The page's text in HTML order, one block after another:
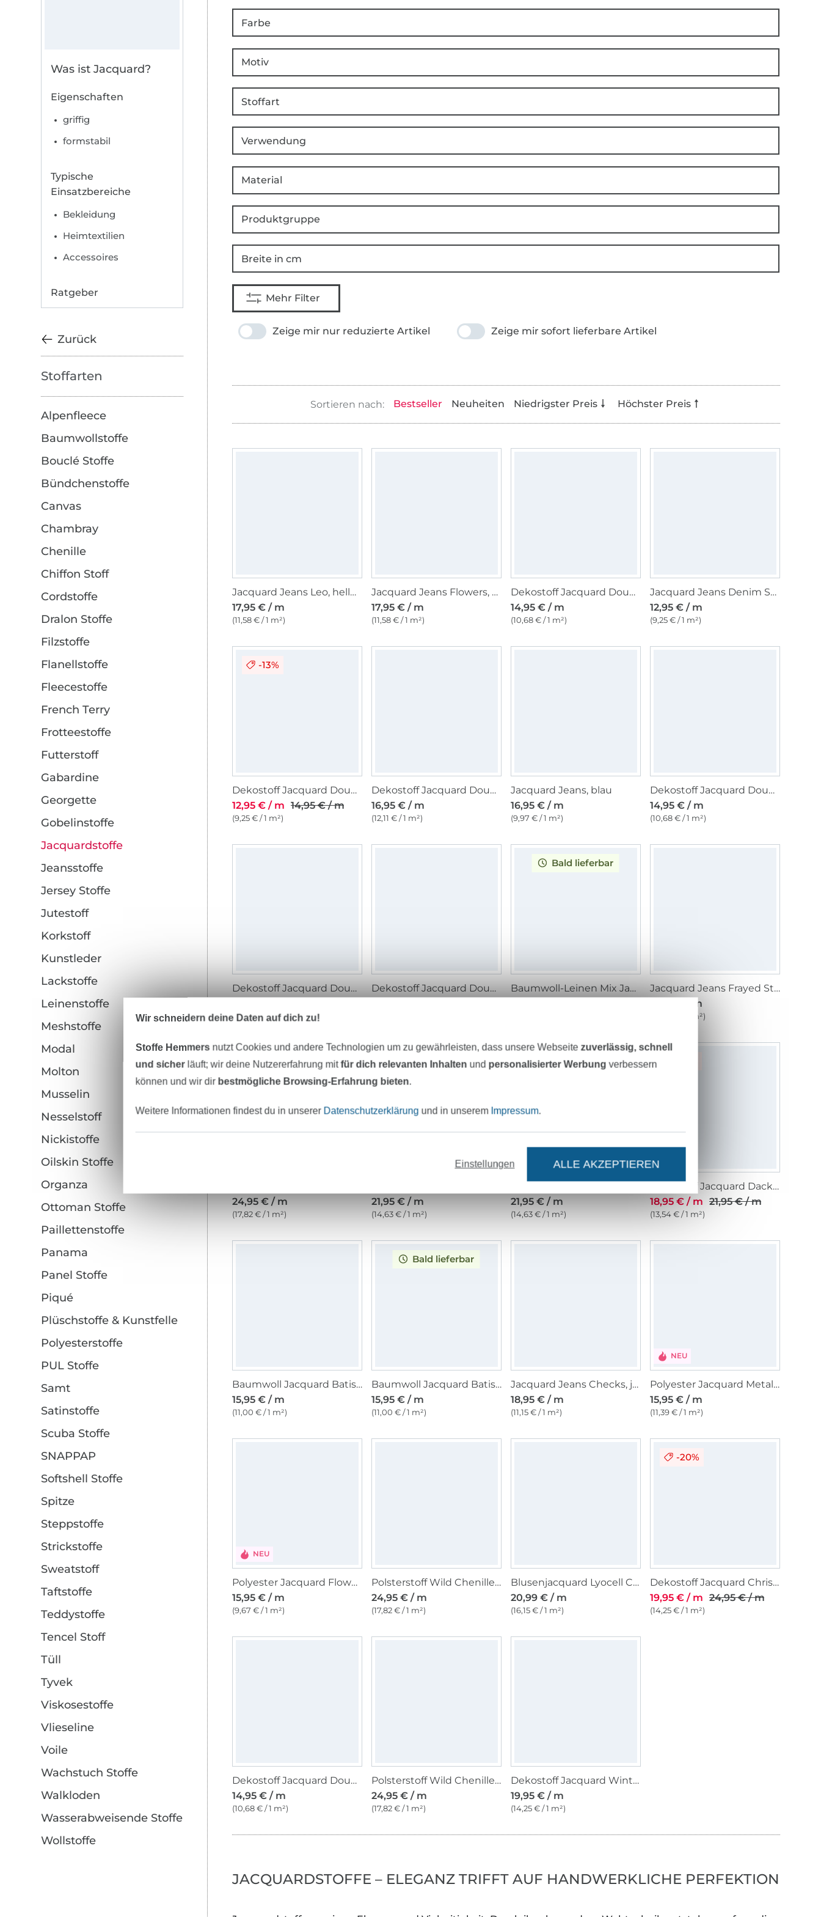
Was ist Jacquard?
Eigenschaften
griffig
formstabil
Typische
Einsatzbereiche
Bekleidung
Heimtextilien
Accessoires
Ratgeber
Zurück
Stoffarten
Alpenfleece
Baumwollstoffe
Bouclé Stoffe
Bündchenstoffe
Canvas
Chambray
Chenille
Chiffon Stoff
Cordstoffe
Dralon Stoffe
Filzstoffe
Flanellstoffe
Fleecestoffe
French Terry
Frotteestoffe
Futterstoff
Gabardine
Georgette
Gobelinstoffe
Jacquardstoffe
Jeansstoffe
Jersey Stoffe
Jutestoff
Korkstoff
Kunstleder
Lackstoffe
Leinenstoffe
Meshstoffe
Modal
Molton
Musselin
Nesselstoff
Nickistoffe
Oilskin Stoffe
Organza
Ottoman Stoffe
Paillettenstoffe
Panama
Panel Stoffe
Piqué
Plüschstoffe & Kunstfelle
Polyesterstoffe
PUL Stoffe
Samt
Satinstoffe
Scuba Stoffe
SNAPPAP
Softshell Stoffe
Spitze
Steppstoffe
Strickstoffe
Sweatstoff
Taftstoffe
Teddystoffe
Tencel Stoff
Tüll
Tyvek
Viskosestoffe
Vlieseline
Voile
Wachstuch Stoffe
Walkloden
Wasserabweisende Stoffe
Wollstoffe
Farbe
Motiv
Stoffart
Verwendung
Material
Produktgruppe
Breite in cm
Mehr Filter
Zeige mir nur reduzierte Artikel Zeige mir sofort lieferbare Artikel
Bestseller Neuheiten Niedrigster Preis Höchster Preis
Jacquard Jeans Leo, hellblau
17,95 € / m
(11,58 € / 1 m²)
Jacquard Jeans Flowers, mittellblau
17,95 € / m
(11,58 € / 1 m²)
Dekostoff Jacquard Doubleface Dobby Streifen, sand
14,95 € / m
(10,68 € / 1 m²)
Jacquard Jeans Denim Script, dunkelblau
12,95 € / m
(9,25 € / 1 m²)
-13%
Dekostoff Jacquard Doubleface Dobby Streifen, marineblau
12,95 € / m 14,95 € / m
(9,25 € / 1 m²)
Dekostoff Jacquard Doubleface Hirsche, grau
16,95 € / m
(12,11 € / 1 m²)
Jacquard Jeans, blau
16,95 € / m
(9,97 € / 1 m²)
Dekostoff Jacquard Doubleface Dobby Rauten, grau
14,95 € / m
(10,68 € / 1 m²)
Dekostoff Jacquard Doubleface Dobby Tupfen, tannengrün
(10,68 € / 1 m²)
Dekostoff Jacquard Doubleface Dobby Streifen, tannengrün
Bald lieferbar
Baumwoll-Leinen Mix Jacquard Streifen, natur
Jacquard Jeans Frayed Stripes, dunkelblau
17,95 € / m
(10,26 € / 1 m²)
24,95 € / m
(17,82 € / 1 m²)
21,95 € / m
(14,63 € / 1 m²)
21,95 € / m
(14,63 € / 1 m²)
Dekostoff Jacquard Dackel, beige
18,95 € / m 21,95 € / m
(13,54 € / 1 m²)
Baumwoll Jacquard Batist Flowers and Stripes, sand
15,95 € / m
(11,00 € / 1 m²)
Bald lieferbar
Baumwoll Jacquard Batist Flowers and Stripes, blau
15,95 € / m
(11,00 € / 1 m²)
Jacquard Jeans Checks, jeansblau
18,95 € / m
(11,15 € / 1 m²)
NEU
Polyester Jacquard Metallic Bloom, altrosa
15,95 € / m
(11,39 € / 1 m²)
NEU
Polyester Jacquard Flowers, schwarz
15,95 € / m
(9,67 € / 1 m²)
Polsterstoff Wild Chenille, beige
24,95 € / m
(17,82 € / 1 m²)
Blusenjacquard Lyocell Crinckle Fibre Mood, vanille
20,99 € / m
(16,15 € / 1 m²)
-20%
Dekostoff Jacquard Christmas Tree, grau
19,95 € / m 24,95 € / m
(14,25 € / 1 m²)
Dekostoff Jacquard Doubleface Dobby Streifen, grau
14,95 € / m
(10,68 € / 1 m²)
Polsterstoff Wild Chenille, taupe
24,95 € / m
(17,82 € / 1 m²)
Dekostoff Jacquard Winterzeit, creme
19,95 € / m
(14,25 € / 1 m²)
JACQUARDSTOFFE – ELEGANZ TRIFFT AUF HANDWERKLICHE PERFEKTION
Wir schneidern deine Daten auf dich zu!
Stoffe Hemmers nutzt Cookies und andere Technologien um zu gewährleisten, dass unsere Webseitezuverlässig, schnell
und sicherläuft; wir deine Nutzererfahrung mitfür dich relevanten Inhalten und personalisierter Werbung verbessern
können und wir dir bestmögliche Browsing-Erfahrung bieten.
Weitere Informationen findest du in unserer Datenschutzerklärung und in unserem Impressum.
Einstellungen ALLE AKZEPTIEREN